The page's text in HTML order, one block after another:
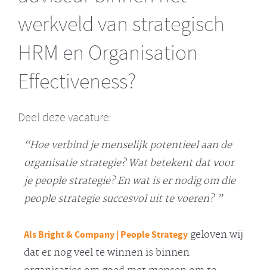
werkveld van strategisch
HRM en Organisation
Effectiveness?
Deel deze vacature:
“Hoe verbind je menselijk potentieel aan de
organisatie strategie? Wat betekent dat voor
je people strategie? En wat is er nodig om die
people strategie succesvol uit te voeren? ”
Als Bright & Company | People Strategy geloven wij
dat er nog veel te winnen is binnen